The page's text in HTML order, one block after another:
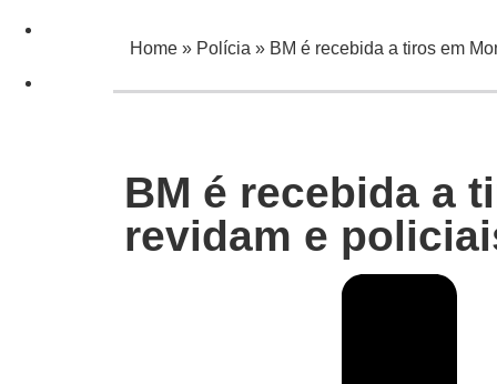
Home » Polícia » BM é recebida a tiros em
BM é recebida a
revidam e